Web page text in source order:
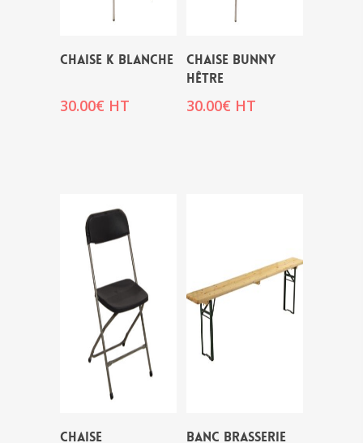
CHAISE K BLANCHE
30.00€ HT
CHAISE BUNNY
HÊTRE
30.00€ HT
CHAISE
BANC BRASSERIE